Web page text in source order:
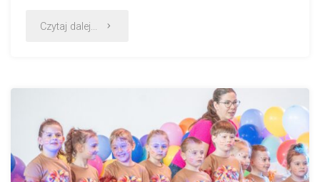
Czytaj dalej...